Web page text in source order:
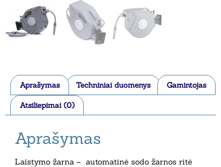
Aprašymas Techniniai duomenys Gamintojas
Atsiliepimai (0)
Aprašymas
Laistymo žarna – automatinė sodo žarnos ritė